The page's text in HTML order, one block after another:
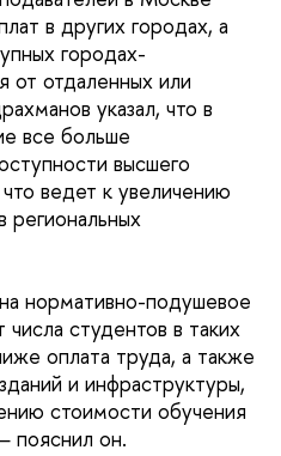
в других городах, а
городах-
от отдаленных или
указал, что в
все больше
высшего
ведет к увеличению
нормативно-подушевое
студентов в таких
оплата труда, а также
и инфраструктуры,
стоимости обучения
пояснил он.